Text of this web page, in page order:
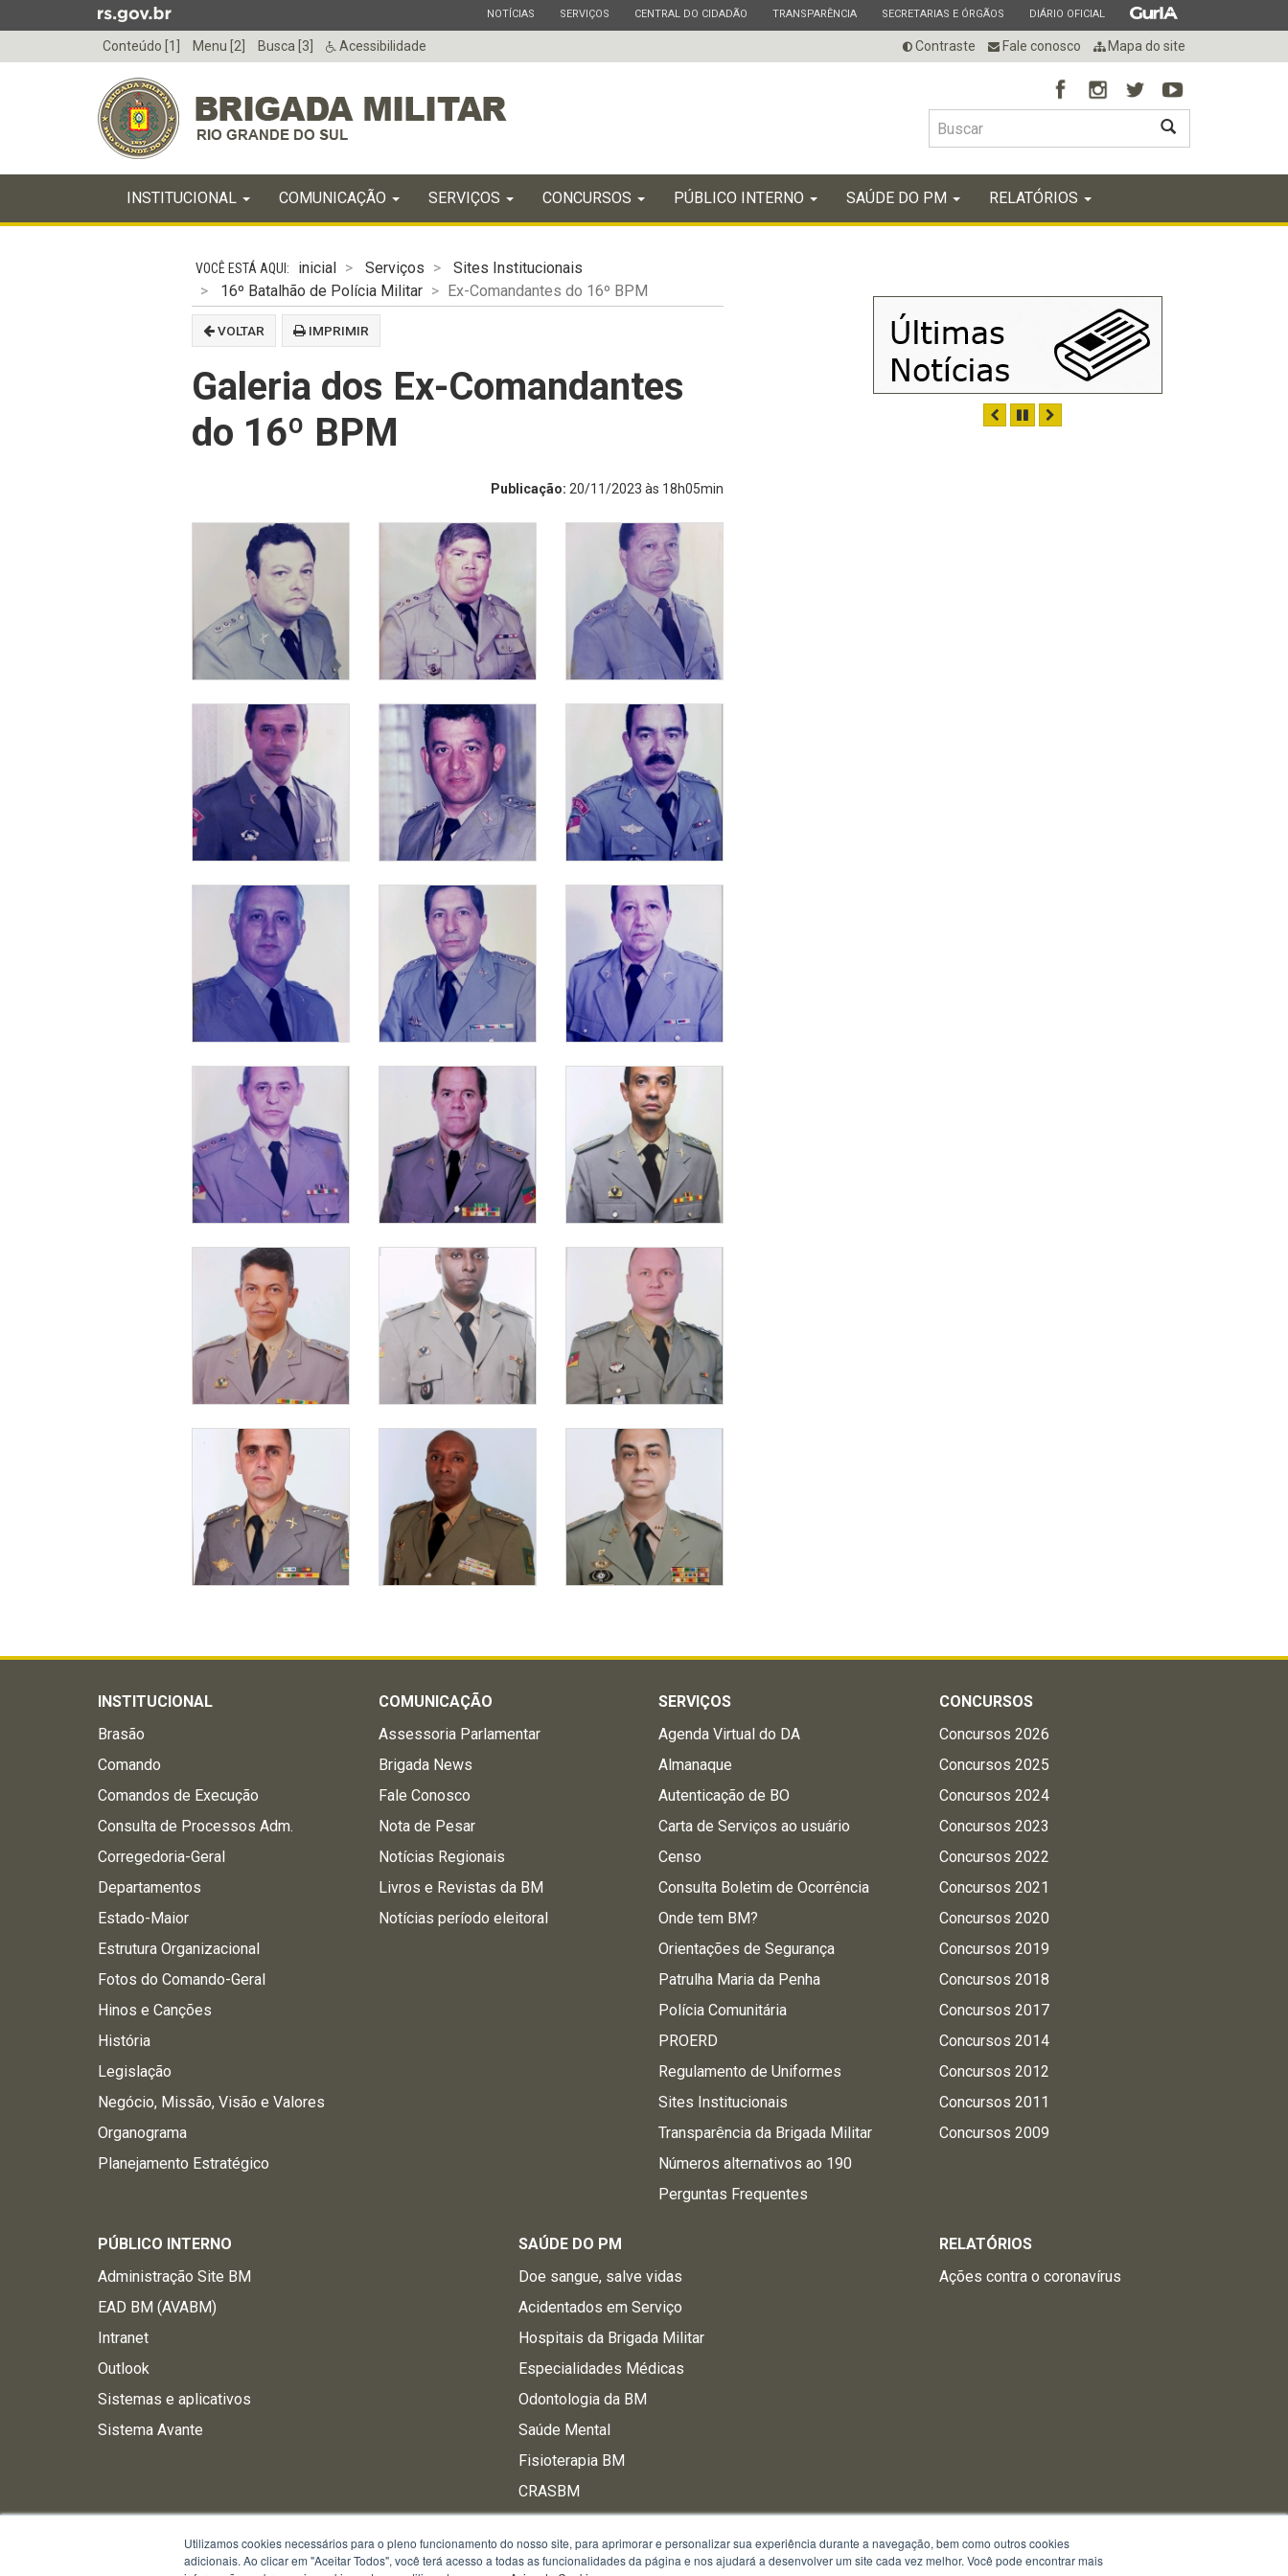
para
menu
ESTADO
NOTÍCIAS ESTADO
SERVIÇOS ESTADO
CENTRAL DO CIDADÃO ESTADO
TRANSPARÊNCIA ESTADO
SECRETARIAS E ÓRGÃOS ESTADO
DIÁRIO OFICIAL ESTADO
Conteúdo [1] Menu [2] Busca [3] Acessibilidade Contraste Fale conosco Mapa do site
BUSCAR
do
menu
INICIAL
INSTITUCIONAL COMUNICAÇÃO SERVIÇOS CONCURSOS PÚBLICO INTERNO SAÚDE DO PM RELATÓRIOS
inicial Serviços
Sites Institucionais
16º Batalhão de Polícia Militar
Ex-Comandantes do 16º BPM
VOLTAR IMPRIMIR
Galeria dos Ex-Comandantes
do 16º BPM
Publicação: 20/11/2023 às 18h05min
ANTERIOR
PAUSAR
INSTITUCIONAL
Brasão
Comando
Comandos de Execução
Consulta de Processos Adm.
Corregedoria-Geral
Departamentos
Estado-Maior
Estrutura Organizacional
Fotos do Comando-Geral
Hinos e Canções
História
Legislação
Negócio, Missão, Visão e Valores
Organograma
Planejamento Estratégico
COMUNICAÇÃO
Assessoria Parlamentar
Brigada News
Fale Conosco
Nota de Pesar
Notícias Regionais
Livros e Revistas da BM
Notícias período eleitoral
SERVIÇOS
Agenda Virtual do DA
Almanaque
Autenticação de BO
Carta de Serviços ao usuário
Censo
Consulta Boletim de Ocorrência
Onde tem BM?
Orientações de Segurança
Patrulha Maria da Penha
Polícia Comunitária
PROERD
Regulamento de Uniformes
Sites Institucionais
Transparência da Brigada Militar
Números alternativos ao 190
Perguntas Frequentes
CONCURSOS
Concursos 2026
Concursos 2025
Concursos 2024
Concursos 2023
Concursos 2022
Concursos 2021
Concursos 2020
Concursos 2019
Concursos 2018
Concursos 2017
Concursos 2014
Concursos 2012
Concursos 2011
Concursos 2009
PÚBLICO INTERNO
Administração Site BM
EAD BM (AVABM)
Intranet
Outlook
Sistemas e aplicativos
Sistema Avante
SAÚDE DO PM
Doe sangue, salve vidas
Acidentados em Serviço
Hospitais da Brigada Militar
Especialidades Médicas
Odontologia da BM
Saúde Mental
Fisioterapia BM
CRASBM
RELATÓRIOS
Ações contra o coronavírus
Utilizamos cookies necessários para o pleno funcionamento do nosso site, para aprimorar e personalizar sua experiência durante a navegação, bem como outros cookies
adicionais. Ao clicar em "Aceitar Todos", você terá acesso a todas as funcionalidades da página e nos ajudará a desenvolver um site cada vez melhor. Você pode encontrar mais